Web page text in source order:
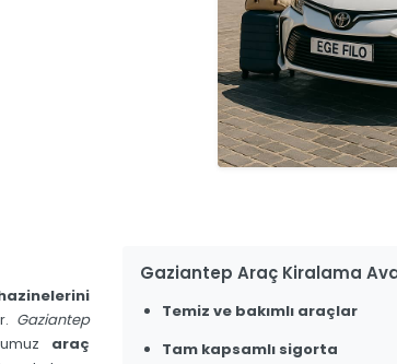
Gaziantep
araç
Gaziantep Araç Kiralama
Temiz ve bakımlı araçlar
Tam kapsamlı sigorta